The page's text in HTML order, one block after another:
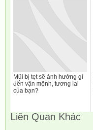
Mũi bị tẹt sẽ ảnh hưởng gì
đến vận mệnh, tương lai
của bạn?
Liên Quan Khác